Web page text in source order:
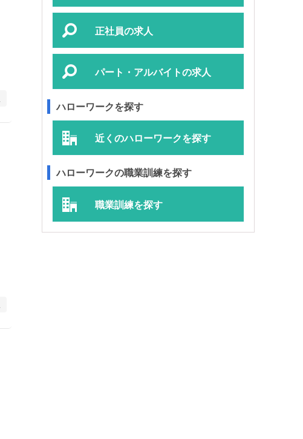
正社員の求人
パート・アルバイトの求人
ハローワークを探す
近くのハローワークを探す
ハローワークの職業訓練を探す
職業訓練を探す